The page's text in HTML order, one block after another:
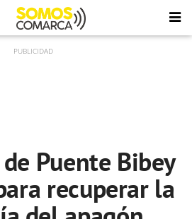
Puente Bibey
recuperar la